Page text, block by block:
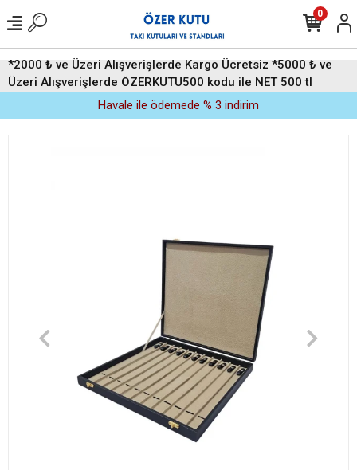
*2000 ₺ ve Üzeri Alışverişlerde Kargo Ücretsiz *5000 ₺ ve
Üzeri Alışverişlerde ÖZERKUTU500 kodu ile NET 500 tl
indirim (Üyelere Özel)Havale ile ödemede % 3 indirim
0